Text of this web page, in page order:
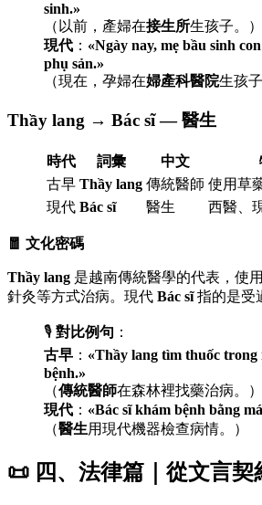
sinh.»
（以前，產婦在接生所生孩子。）
現代 ： «Ngày nay, mẹ bầu sinh
phụ sản.»
（現在，孕婦在婦產科醫院生孩子
Thầy lang → Bác sĩ — 醫生
時代 詞彙 中文
古早 Thầy lang 傳統醫師 使用草
現代 Bác sĩ 醫生 西醫、
🧧 文化密碼
Thầy lang 是越南傳統醫學的代表，使用
針灸等方式治病。現代 Bác sĩ指的是受
🎙️ 對比例句 ：
古早 ： «Thầy lang tìm thuốc trong
bệnh.»
（傳統醫師在森林裡找藥治病。）
現代 ： «Bác sĩ khám bệnh bằng
（醫生用現代機器檢查病情。）
📜 四、法律篇｜從文言契